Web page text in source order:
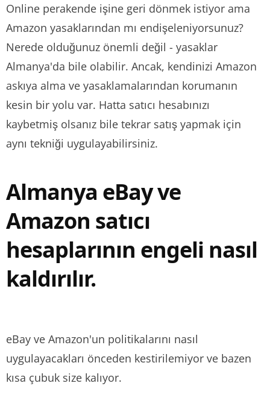
Online perakende işine geri dönmek istiyor ama
Amazon yasaklarından mı endişeleniyorsunuz?
Nerede olduğunuz önemli değil - yasaklar
Almanya'da bile olabilir. Ancak, kendinizi Amazon
askıya alma ve yasaklamalarından korumanın
kesin bir yolu var. Hatta satıcı hesabınızı
kaybetmiş olsanız bile tekrar satış yapmak için
aynı tekniği uygulayabilirsiniz.
Almanya eBay ve
Amazon satıcı
hesaplarının engeli nasıl
kaldırılır.
eBay ve Amazon'un politikalarını nasıl
uygulayacakları önceden kestirilemiyor ve bazen
kısa çubuk size kalıyor.